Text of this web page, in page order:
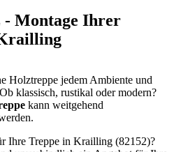
- Montage Ihrer
Holztreppe jedem Ambiente und
klassisch, rustikal oder modern?
kann weitgehend
Ihre Treppe in Krailling (82152)?